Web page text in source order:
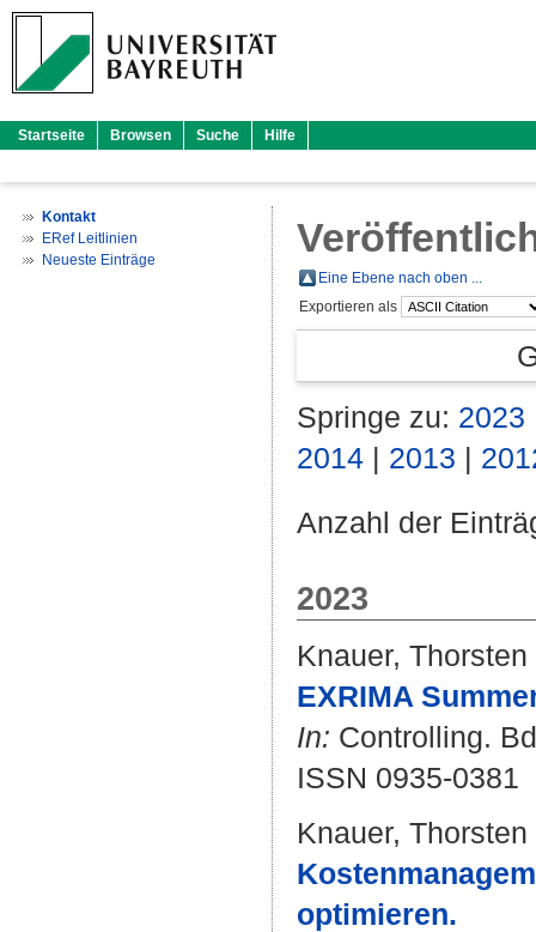
Startseite Browsen Suche Hilfe
Kontakt
ERef Leitlinien
Neueste Einträge
Eine Ebene nach oben ...
Exportieren als
Springe zu: 2023
2014 | 2013 |
Anzahl der
2023
Knauer, Thorsten
EXRIMA
In: Controlling.
ISSN 0935-0381
Knauer, Thorsten
optimieren.